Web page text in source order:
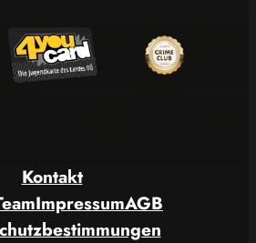
Kontakt
ImpressumAGB